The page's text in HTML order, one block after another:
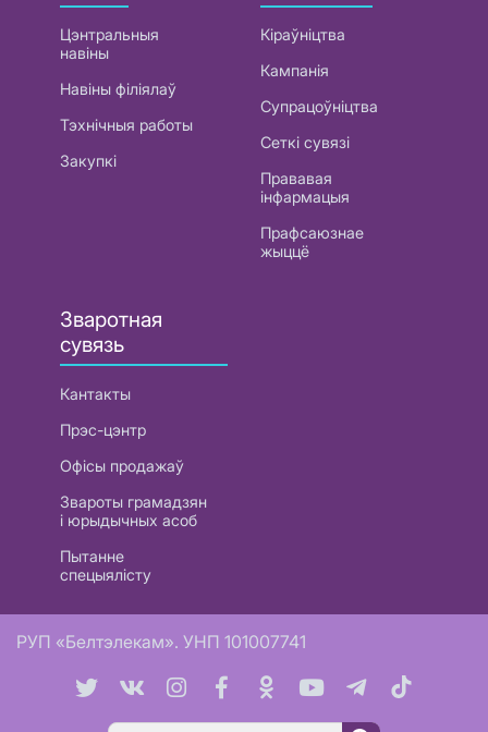
Цэнтральныя
навіны
Навіны філіялаў
Тэхнічныя работы
Закупкі
Кіраўніцтва
Кампанія
Супрацоўніцтва
Сеткі сувязі
Прававая
інфармацыя
Прафсаюзнае
жыццё
Зваротная
сувязь
Кантакты
Прэс-цэнтр
Офісы продажаў
Звароты грамадзян
і юрыдычных асоб
Пытанне
спецыялісту
РУП «Белтэлекам». УНП 101007741